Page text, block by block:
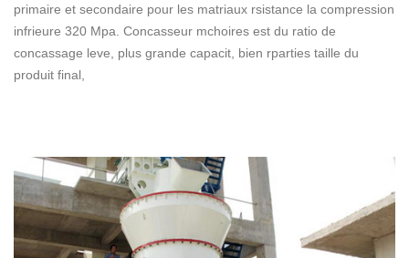
primaire et secondaire pour les matriaux rsistance la compression
infrieure 320 Mpa. Concasseur mchoires est du ratio de
concassage leve, plus grande capacit, bien rparties taille du
produit final,